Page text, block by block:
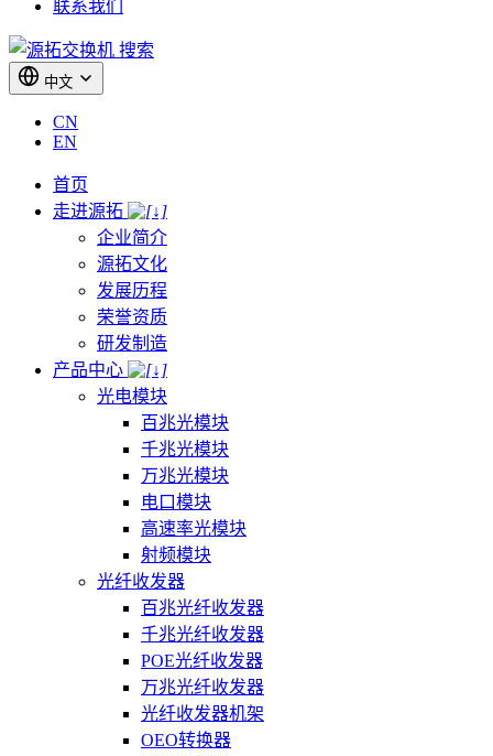
联系我们
搜索
中文
CN
EN
首页
走进源拓
企业简介
源拓文化
发展历程
荣誉资质
研发制造
产品中心
光电模块
百兆光模块
千兆光模块
万兆光模块
电口模块
高速率光模块
射频模块
光纤收发器
百兆光纤收发器
千兆光纤收发器
POE光纤收发器
万兆光纤收发器
光纤收发器机架
OEO转换器